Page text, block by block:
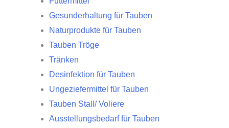
Gesunderhaltung für Tauben
Naturprodukte für Tauben
Tauben Tröge
Tränken
Desinfektion für Tauben
Ungeziefermittel für Tauben
Tauben Stall/ Voliere
Ausstellungsbedarf für Tauben